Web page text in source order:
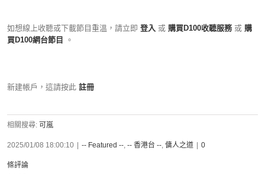
如想線上收聽或下載節目重溫，請立即 登入 或 購買D100收聽服務 或 購
買D100網台節目
。
新建帳戶，這請按此 註冊
相關搜尋: 可嵐
2025/01/08 18:00:10 -- Featured --, -- 香港台 --, 傭人之道 0
條評論